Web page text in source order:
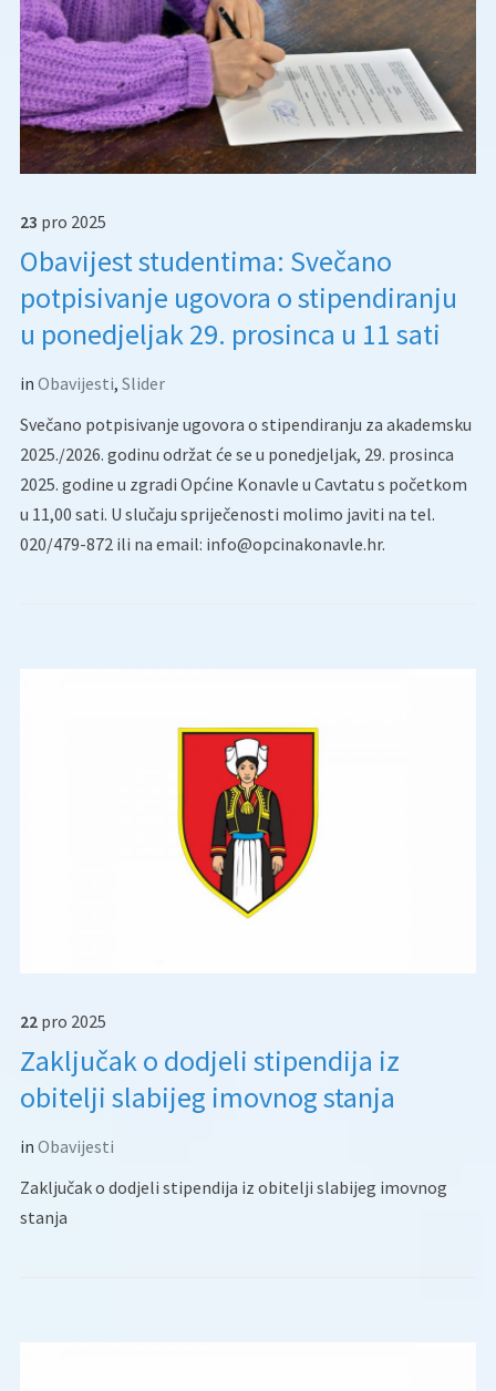
23 pro 2025
Obavijest studentima: Svečano
potpisivanje ugovora o stipendiranju
u ponedjeljak 29. prosinca u 11 sati
in Obavijesti, Slider
Svečano potpisivanje ugovora o stipendiranju za akademsku
2025./2026. godinu održat će se u ponedjeljak, 29. prosinca
2025. godine u zgradi Općine Konavle u Cavtatu s početkom
u 11,00 sati. U slučaju spriječenosti molimo javiti na tel.
020/479-872 ili na email: info@opcinakonavle.hr.
22 pro 2025
Zaključak o dodjeli stipendija iz
obitelji slabijeg imovnog stanja
in Obavijesti
Zaključak o dodjeli stipendija iz obitelji slabijeg imovnog
stanja